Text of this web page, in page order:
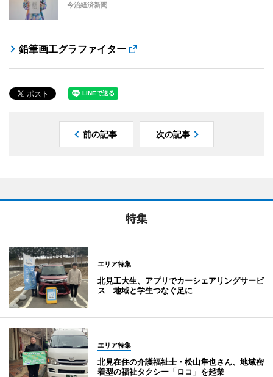
今治経済新聞
鉛筆画工グラファイター
前の記事 次の記事
特集
エリア特集
北見工大生、アプリでカーシェアリングサービ
ス 地域と学生つなぐ足に
エリア特集
北見在住の介護福祉士・松山隼也さん、地域密
着型の福祉タクシー「ロコ」を起業